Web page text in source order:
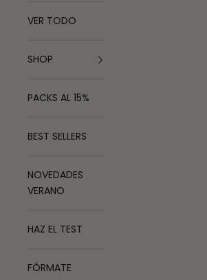
VER TODO
SHOP
PACKS AL 15%
BEST SELLERS
NOVEDADES
VERANO
HAZ EL TEST
FÓRMATE